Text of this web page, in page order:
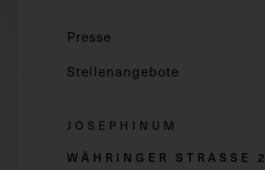
Presse
Stellenangebote
JOSEPHINUM
WÄHRINGER STRASSE 2